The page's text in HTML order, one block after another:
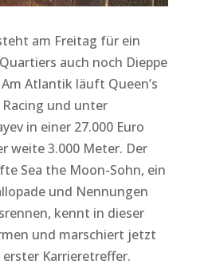
am Freitag für ein
auch noch Dieppe
Atlantik läuft Queen’s
und unter
in einer 27.000 Euro
weite 3.000 Meter. Der
Sea the Moon-Sohn, ein
und Nennungen
kennt in dieser
und marschiert jetzt
Karrieretreffer.